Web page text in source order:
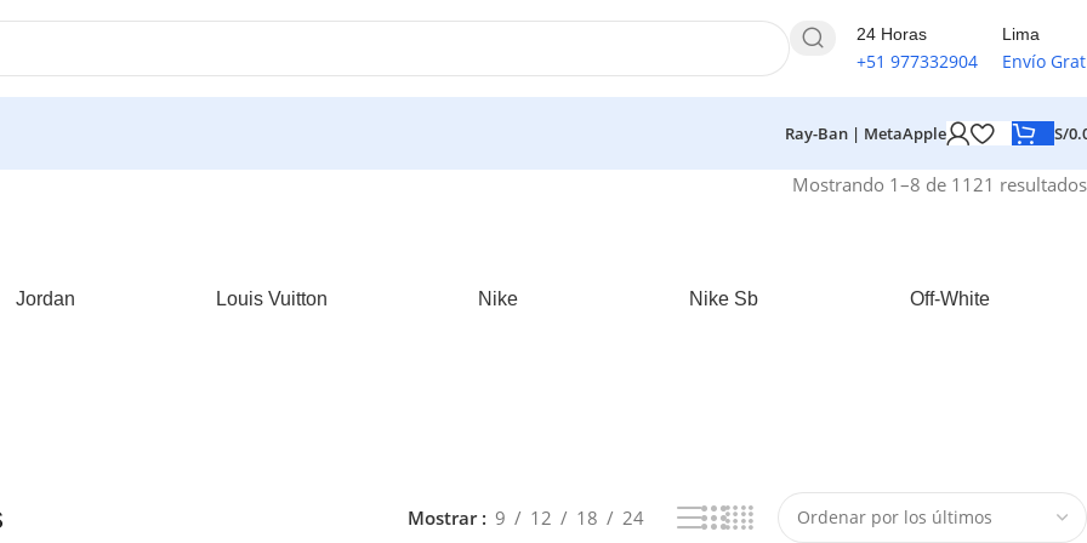
24 Horas
+51 977332904
Lima
Envío
Ray-Ban | MetaApple S/
Mostrando 1–8 de 1121 resultados
Jordan Louis Vuitton Nike Nike Sb Off-White
Mostrar 9 12 18 24